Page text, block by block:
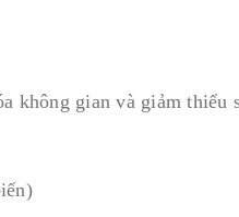
không gian và giảm thiểu